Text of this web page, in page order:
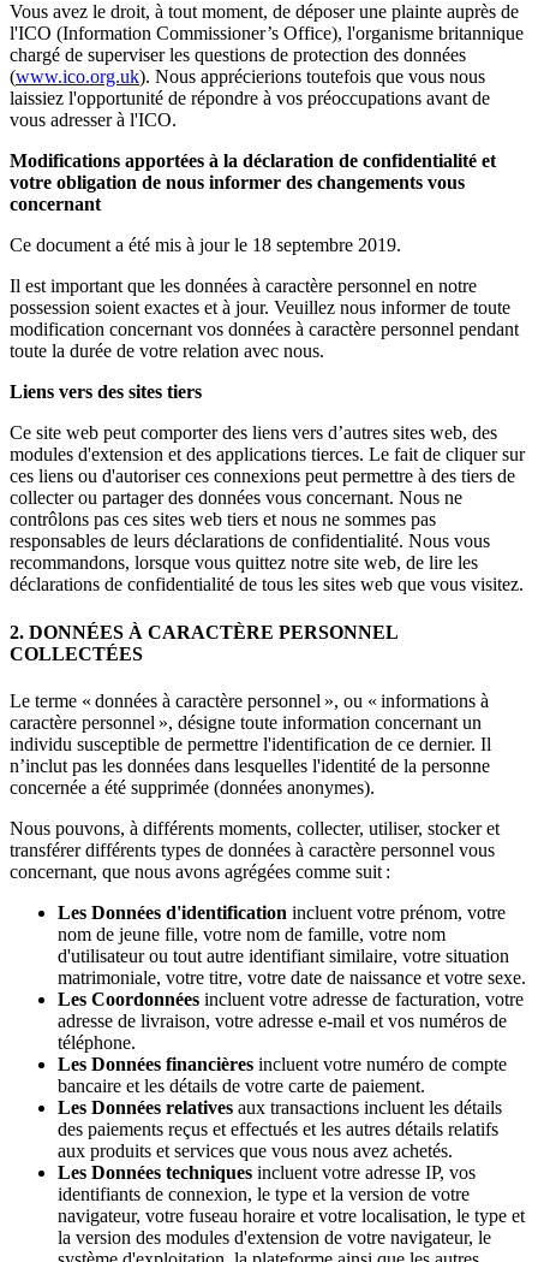
Vous avez le droit, à tout moment, de déposer une plainte auprès de
l'ICO (Information Commissioner’s Office), l'organisme britannique
chargé de superviser les questions de protection des données
(www.ico.org.uk). Nous apprécierions toutefois que vous nous
laissiez l'opportunité de répondre à vos préoccupations avant de
vous adresser à l'ICO.
Modifications apportées à la déclaration de confidentialité et
votre obligation de nous informer des changements vous
concernant
Ce document a été mis à jour le 18 septembre 2019.
Il est important que les données à caractère personnel en notre
possession soient exactes et à jour. Veuillez nous informer de toute
modification concernant vos données à caractère personnel pendant
toute la durée de votre relation avec nous.
Liens vers des sites tiers
Ce site web peut comporter des liens vers d’autres sites web, des
modules d'extension et des applications tierces. Le fait de cliquer sur
ces liens ou d'autoriser ces connexions peut permettre à des tiers de
collecter ou partager des données vous concernant. Nous ne
contrôlons pas ces sites web tiers et nous ne sommes pas
responsables de leurs déclarations de confidentialité. Nous vous
recommandons, lorsque vous quittez notre site web, de lire les
déclarations de confidentialité de tous les sites web que vous visitez.
2. DONNÉES À CARACTÈRE PERSONNEL
COLLECTÉES
Le terme « données à caractère personnel », ou « informations à
caractère personnel », désigne toute information concernant un
individu susceptible de permettre l'identification de ce dernier. Il
n’inclut pas les données dans lesquelles l'identité de la personne
concernée a été supprimée (données anonymes).
Nous pouvons, à différents moments, collecter, utiliser, stocker et
transférer différents types de données à caractère personnel vous
concernant, que nous avons agrégées comme suit :
Les Données d'identification incluent votre prénom, votre
nom de jeune fille, votre nom de famille, votre nom
d'utilisateur ou tout autre identifiant similaire, votre situation
matrimoniale, votre titre, votre date de naissance et votre sexe.
Les Coordonnées incluent votre adresse de facturation, votre
adresse de livraison, votre adresse e-mail et vos numéros de
téléphone.
Les Données financières incluent votre numéro de compte
bancaire et les détails de votre carte de paiement.
Les Données relatives aux transactions incluent les détails
des paiements reçus et effectués et les autres détails relatifs
aux produits et services que vous nous avez achetés.
Les Données techniques incluent votre adresse IP, vos
identifiants de connexion, le type et la version de votre
navigateur, votre fuseau horaire et votre localisation, le type et
la version des modules d'extension de votre navigateur, le